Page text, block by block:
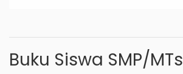
Buku Siswa SMP/MTs